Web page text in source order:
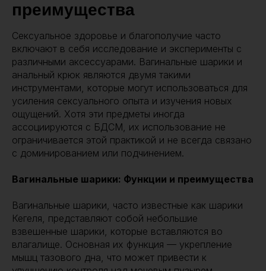
преимущества
Сексуальное здоровье и благополучие часто
включают в себя исследование и эксперименты с
различными аксессуарами. Вагинальные шарики и
анальный крюк являются двумя такими
инструментами, которые могут использоваться для
усиления сексуального опыта и изучения новых
ощущений. Хотя эти предметы иногда
ассоциируются с БДСМ, их использование не
ограничивается этой практикой и не всегда связано
с доминированием или подчинением.
Вагинальные шарики: Функции и преимущества
Вагинальные шарики, часто известные как шарики
Кегеля, представляют собой небольшие
взвешенные шарики, которые вставляются во
влагалище. Основная их функция — укрепление
мышц тазового дна, что может привести к